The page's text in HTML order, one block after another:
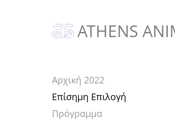
ATHENS
Αρχική 2022
Επίσημη Επιλογή
Πρόγραμμα